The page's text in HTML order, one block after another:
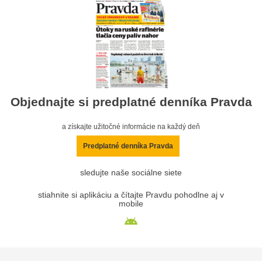
Objednajte si predplatné denníka Pravda
a získajte užitočné informácie na každý deň
Predplatné denníka Pravda
sledujte naše sociálne siete
stiahnite si aplikáciu a čítajte Pravdu pohodlne aj v
mobile